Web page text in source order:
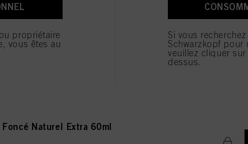
Moyen Naturel Extra 60ml
Foncé Naturel Extra 60ml
propriétaire
vous êtes au
Si vous
Schwarzkopf pour
veuillez cliquer
dessus.
détaillées sur chaque cookie disponibles en cliquant sur « Paramétrer mes choix » ci-dessous.
mes choix », vous trouverez plus d’informations sur le traitement de vos données / l’utilisation
données à caractère personnel pour l’ensemble des finalités mentionnées ci-dessus. Si vous
sur le plan technique pour vous donner accès à ce site Internet seront utilisés.